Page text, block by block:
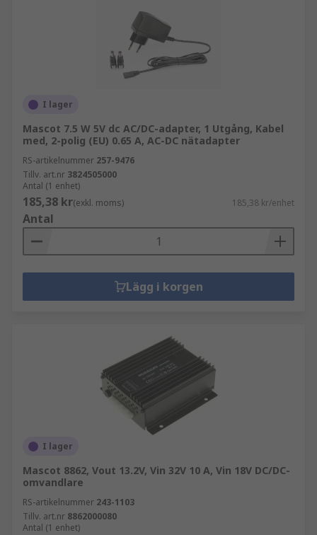
I lager
Mascot 7.5 W 5V dc AC/DC-adapter, 1 Utgång, Kabel
med, 2-polig (EU) 0.65 A, AC-DC nätadapter
RS-artikelnummer 257-9476
Tillv. art.nr 3824505000
Antal (1 enhet)
185,38 kr(exkl. moms) 185,38 kr/enhet
Antal
Lägg i korgen
I lager
Mascot 8862, Vout 13.2V, Vin 32V 10 A, Vin 18V DC/DC-
omvandlare
RS-artikelnummer 243-1103
Tillv. art.nr 8862000080
Antal (1 enhet)